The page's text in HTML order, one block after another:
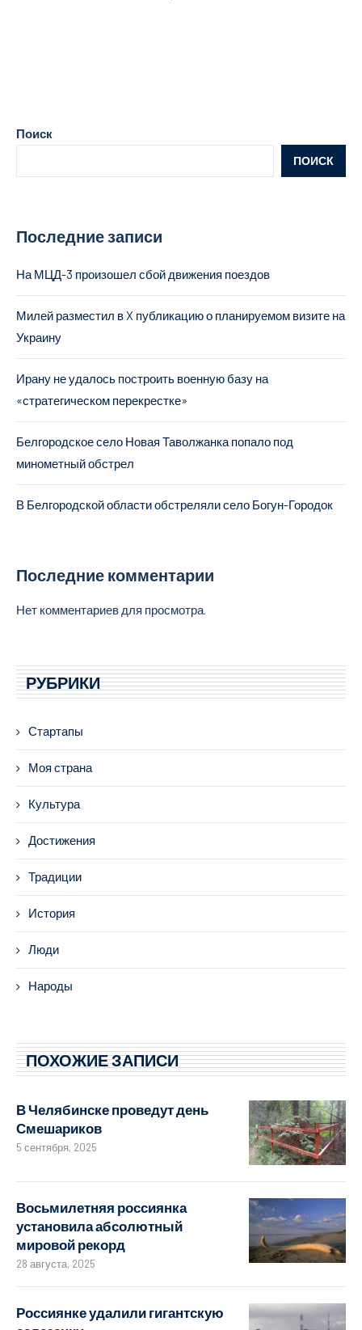
Поиск
ПОИСК
Последние записи
На МЦД-3 произошел сбой движения поездов
Милей разместил в X публикацию о планируемом визите на
Украину
Ирану не удалось построить военную базу на
«стратегическом перекрестке»
Белгородское село Новая Таволжанка попало под
минометный обстрел
В Белгородской области обстреляли село Богун-Городок
Последние комментарии
Нет комментариев для просмотра.
РУБРИКИ
Стартапы
Моя страна
Культура
Достижения
Традиции
История
Люди
Народы
ПОХОЖИЕ ЗАПИСИ
В Челябинске проведут день
Смешариков
5 сентября, 2025
Восьмилетняя россиянка
установила абсолютный
мировой рекорд
28 августа, 2025
Россиянке удалили гигантскую